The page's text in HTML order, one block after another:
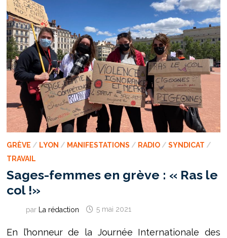
GRÈVE / LYON / MANIFESTATIONS / RADIO/ SYNDICAT /
TRAVAIL
Sages-femmes en grève : « Ras le
col !»
par La rédaction 5 mai 2021
En l’honneur de la Journée Internationale des